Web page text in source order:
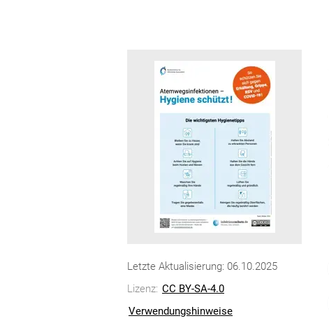
Letzte Aktualisierung: 06.10.2025
Lizenz: CC BY-SA-4.0
Verwendungshinweise